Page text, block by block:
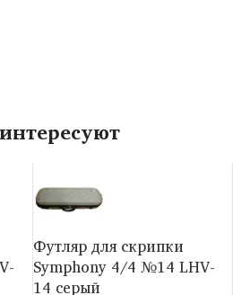
Футляр для скрипки
Symphony 4/4 №14 LHV-
14 серый